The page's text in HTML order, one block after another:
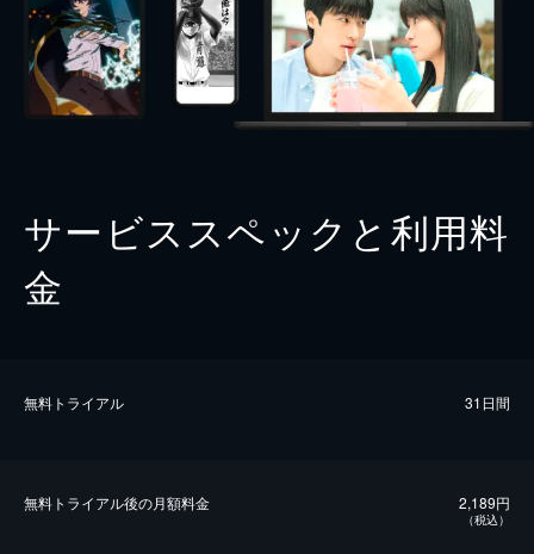
サービススペックと利用料
金
無料トライアル 31日間
無料トライアル後の⽉額料金 2,189円
（税込）